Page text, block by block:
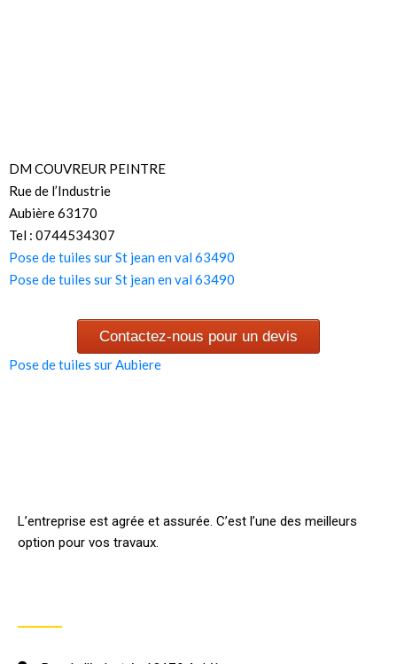
DM COUVREUR PEINTRE
Rue de l’Industrie
Aubière 63170
Tel : 0744534307
Pose de tuiles sur St jean en val 63490
Pose de tuiles sur St jean en val 63490
Contactez-nous pour un devis
Pose de tuiles sur Aubiere
L’entreprise est agrée et assurée. C’est l’une des meilleurs
option pour vos travaux.